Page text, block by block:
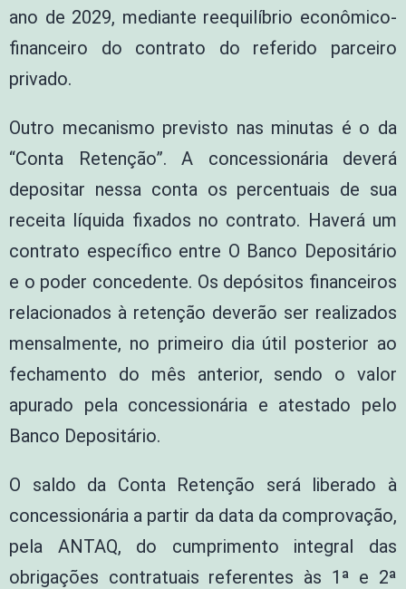
ano de 2029, mediante reequilíbrio econômico-
financeiro do contrato do referido parceiro
privado.
Outro mecanismo previsto nas minutas é o da
“Conta Retenção”. A concessionária deverá
depositar nessa conta os percentuais de sua
receita líquida fixados no contrato. Haverá um
contrato específico entre O Banco Depositário
e o poder concedente. Os depósitos financeiros
relacionados à retenção deverão ser realizados
mensalmente, no primeiro dia útil posterior ao
fechamento do mês anterior, sendo o valor
apurado pela concessionária e atestado pelo
Banco Depositário.
O saldo da Conta Retenção será liberado à
concessionária a partir da data da comprovação,
pela ANTAQ, do cumprimento integral das
obrigações contratuais referentes às 1ª e 2ª